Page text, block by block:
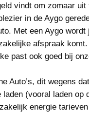
vindt om zomaar uit
in de Aygo
Met een Aygo wordt
afspraak
past ook goed bij
Auto’s, dit wegens
(vooral laden op
energie